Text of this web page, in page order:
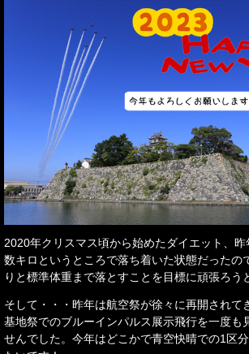
2020年クリスマス頃から始めたダイエット、昨
数キロというところで落ち着いた状態だったの
りと標準体重まで落とすことを目標に頑張ろう
そして・・・昨年は航空祭が徐々に再開されて
基地祭でのブルーインパルス展示飛行を一度も
せんでした。今年はどこかで青空快晴での1区